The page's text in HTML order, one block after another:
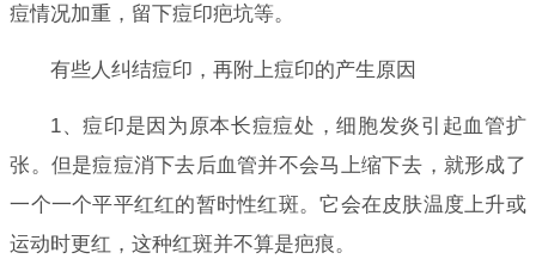
痘情况加重，留下痘印疤坑等。
有些人纠结痘印，再附上痘印的产生原因
1、痘印是因为原本长痘痘处，细胞发炎引起血管扩
张。但是痘痘消下去后血管并不会马上缩下去，就形成了
一个一个平平红红的暂时性红斑。它会在皮肤温度上升或
运动时更红，这种红斑并不算是疤痕。